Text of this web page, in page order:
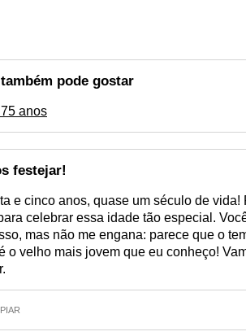
pode gostar
anos
festejar!
e cinco anos, quase um século de
celebrar essa idade tão especial.
mas não me engana: parece que o
o velho mais jovem que eu conheço!